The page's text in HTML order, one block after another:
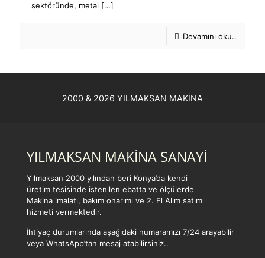
sektöründe, metal […]
Devamını oku..
2000 & 2026 YILMAKSAN MAKİNA
YILMAKSAN MAKİNA SANAYİ
Yılmaksan 2000 yılından beri Konya’da kendi
üretim tesisinde istenilen ebatta ve ölçülerde
Makina imalatı, bakım onarımı ve 2. El Alım satım
hizmeti vermektedir.
İhtiyaç durumlarında aşağıdaki numaramızı 7/24 arayabilir
veya WhatsApp’tan mesaj atabilirsiniz..